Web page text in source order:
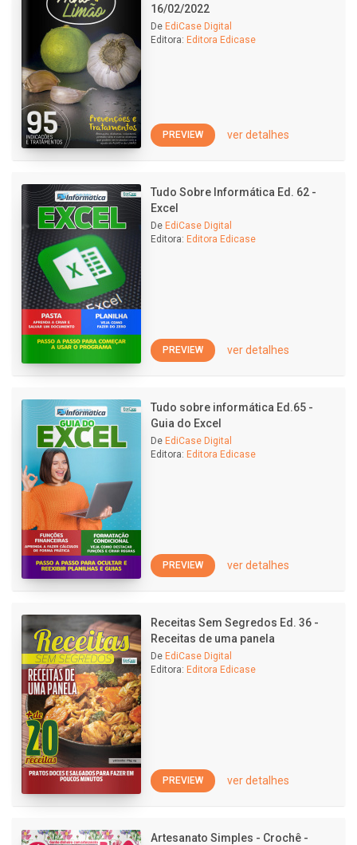
16/02/2022
De EdiCase Digital
Editora: Editora Edicase
PREVIEW ver detalhes
Tudo Sobre Informática Ed. 62 -
Excel
De EdiCase Digital
Editora: Editora Edicase
PREVIEW ver detalhes
Tudo sobre informática Ed.65 -
Guia do Excel
De EdiCase Digital
Editora: Editora Edicase
PREVIEW ver detalhes
Receitas Sem Segredos Ed. 36 -
Receitas de uma panela
De EdiCase Digital
Editora: Editora Edicase
PREVIEW ver detalhes
Artesanato Simples - Crochê -